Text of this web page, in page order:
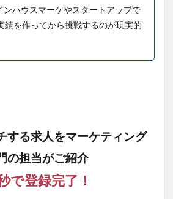
ンハウスマーケやスタートアップで
績を作ってから挑戦するのが現実的
する求人をマーケティング
の担当がご紹介
で登録完了！